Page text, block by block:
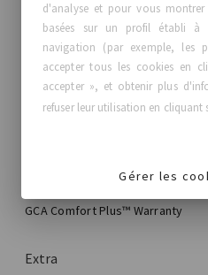
À propos de GC Aesthetics®
Nous contacter
Vraies histoires, vraies femmes
Blog
Ma chirurgie mammaire
Chirurgie esthétique
Total Breast Reconstruction™
Trouver votre implant GCA®
GCA Comfort Plus™ Warranty
Extra
d'analyse et pour vous montrer
basées sur un profil établi à
navigation (par exemple, les
accepter tous les cookies en
accepter », et obtenir plus
refuser leur utilisation en cliquant
Gérer les